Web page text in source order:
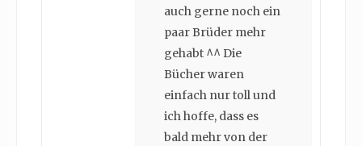
auch gerne noch ein
paar Brüder mehr
gehabt ^^ Die
Bücher waren
einfach nur toll und
ich hoffe, dass es
bald mehr von der